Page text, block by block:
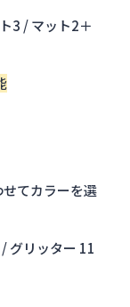
3 / マット2＋
てカラーを選
グリッター 11